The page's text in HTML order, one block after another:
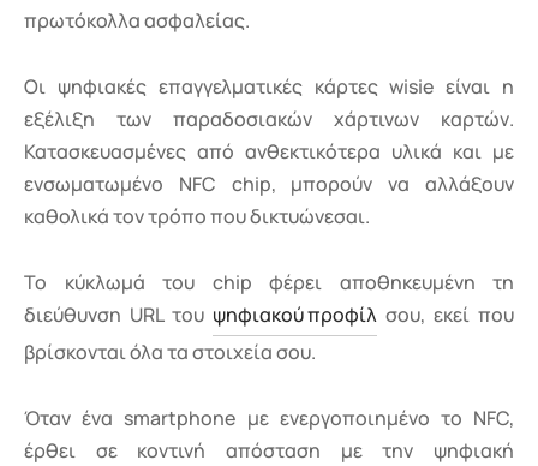
πρωτόκολλα ασφαλείας.
Οι ψηφιακές επαγγελματικές κάρτες wisie είναι η
εξέλιξη των παραδοσιακών χάρτινων καρτών.
Κατασκευασμένες από ανθεκτικότερα υλικά και με
ενσωματωμένο NFC chip, μπορούν να αλλάξουν
καθολικά τον τρόπο που δικτυώνεσαι.
Το κύκλωμά του chip φέρει αποθηκευμένη τη
διεύθυνση URL του ψηφιακού προφίλ σου, εκεί που
βρίσκονται όλα τα στοιχεία σου.
Όταν ένα smartphone με ενεργοποιημένο το NFC,
έρθει σε κοντινή απόσταση με την ψηφιακή